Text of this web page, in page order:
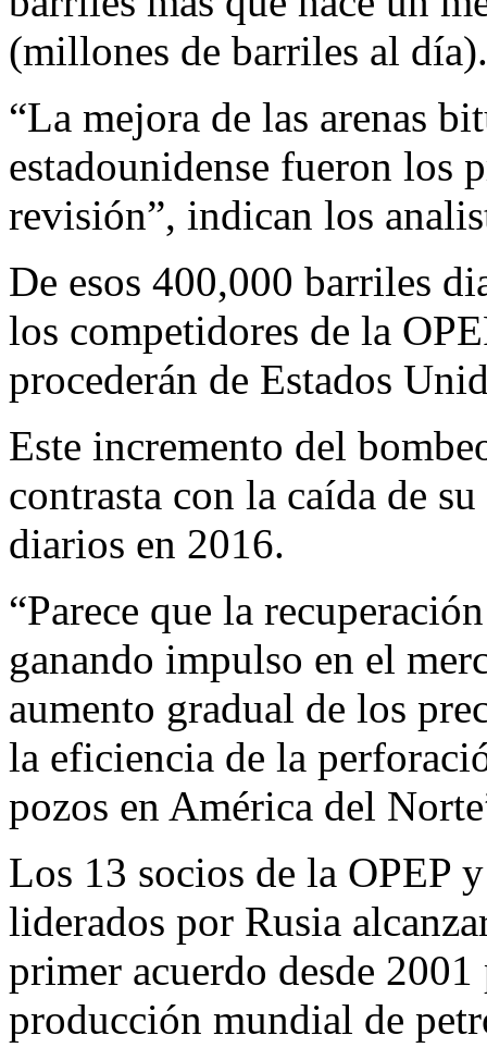
(millones de barriles al día).
“La mejora de las arenas
estadounidense fueron los
revisión”, indican los
De esos 400,000 barriles
los competidores de la
procederán de Estados
Este incremento del
contrasta con la caída de
diarios en 2016.
“Parece que la
ganando impulso en el
aumento gradual de los
la eficiencia de la
pozos en América del
Los 13 socios de la OPEP
liderados por Rusia
primer acuerdo desde
producción mundial de